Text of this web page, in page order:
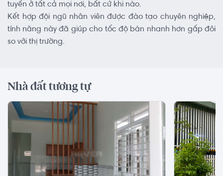
tuyến ở tất cả mọi nơi, bất cứ khi nào.
Kết hợp đội ngũ nhân viên được đào tạo chuyên nghiệp,
tính năng này đã giúp cho tốc độ bán nhanh hơn gấp đôi
so với thị trường.
Nhà đất tương tự